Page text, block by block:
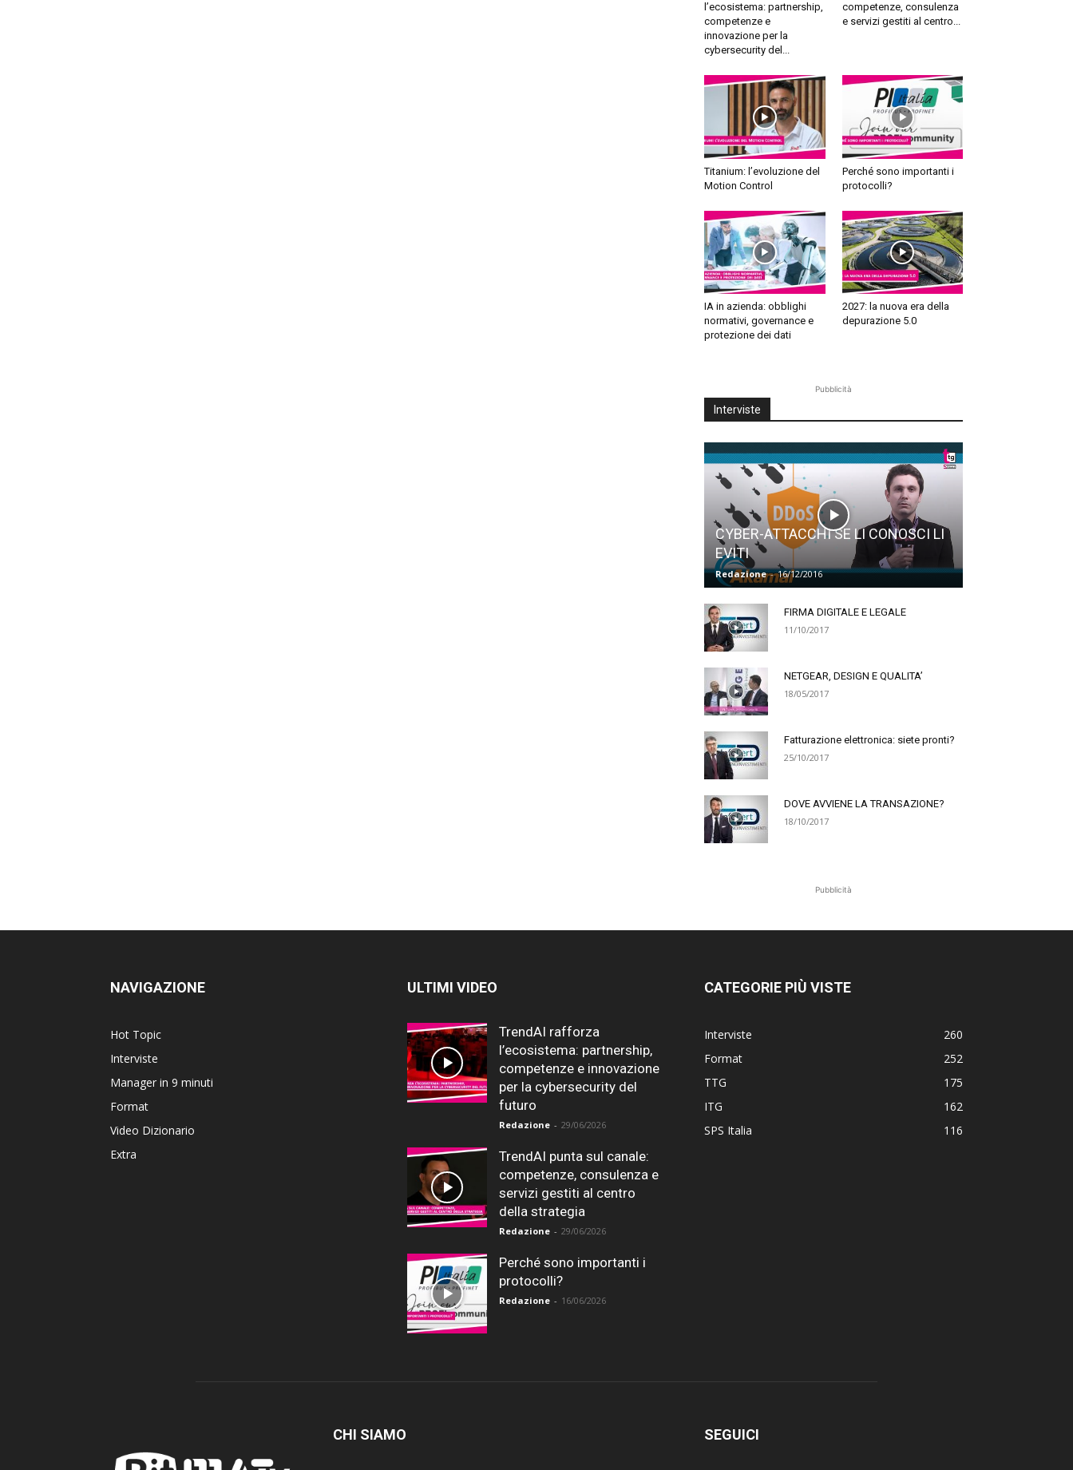
l’ecosistema: partnership,
competenze e
innovazione per la
cybersecurity del...
competenze, consulenza
e servizi gestiti al centro...
Titanium: l’evoluzione del
Motion Control
Perché sono importanti i
protocolli?
IA in azienda: obblighi
normativi, governance e
protezione dei dati
2027: la nuova era della
depurazione 5.0
Pubblicità
Interviste
CYBER-ATTACCHI SE LI CONOSCI LI
EVITI
Redazione - 16/12/2016
FIRMA DIGITALE E LEGALE
11/10/2017
NETGEAR, DESIGN E QUALITA’
18/05/2017
Fatturazione elettronica: siete pronti?
25/10/2017
DOVE AVVIENE LA TRANSAZIONE?
18/10/2017
Pubblicità
NAVIGAZIONE
Hot Topic
Interviste
Manager in 9 minuti
Format
Video Dizionario
Extra
ULTIMI VIDEO
TrendAI rafforza
l’ecosistema: partnership,
competenze e innovazione
per la cybersecurity del
futuro
Redazione - 29/06/2026
TrendAI punta sul canale:
competenze, consulenza e
servizi gestiti al centro
della strategia
Redazione - 29/06/2026
Perché sono importanti i
protocolli?
Redazione - 16/06/2026
CATEGORIE PIÙ VISTE
Interviste
260
Format
252
TTG
175
ITG
162
SPS Italia
116
CHI SIAMO SEGUICI